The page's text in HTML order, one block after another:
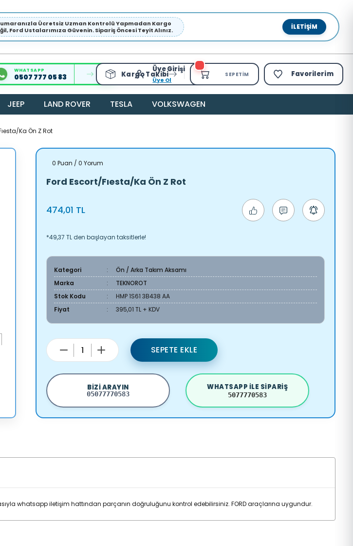
Ücretsiz Uzman Kontrolü Yapmadan Kargo
Ford Ustalarımıza Güvenin. Sipariş Öncesi Teyit Alınız.
İLETIŞIM
WHATSAPP
0507 777 05 83 Kargo Takibi
Üye Girişi
Üye Ol
SEPETIM Favorilerim
JEEP LAND ROVER TESLA VOLKSWAGEN
Ka Ön Z Rot
0 Puan / 0 Yorum
Ford Escort/Fıesta/Ka Ön Z Rot
474,01 TL
*49,37 TL den başlayan taksitlerle!
Kategori
Ön / Arka Takım Aksamı
Marka
TEKNOROT
Stok Kodu
HMP 1S61 3B438 AA
Fiyat
395,01 TL + KDV
SEPETE EKLE
BIZI ARAYIN
05077770583
WHATSAPP ILE SIPARIŞ
5077770583
whatsapp iletişim hattından parçanın doğruluğunu kontrol edebilirsiniz. FORD araçlarına uygundur.